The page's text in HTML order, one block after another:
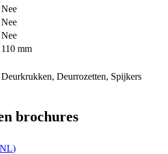
Nee
Nee
Nee
110 mm
Deurkrukken, Deurrozetten, Spijkers
brochures
NL)